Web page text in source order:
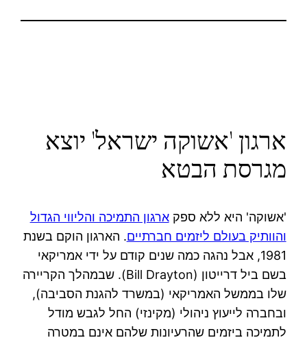
ארגון 'אשוקה ישראל' יוצא
מגרסת הבטא
'אשוקה' היא ללא ספקארגון התמיכה והליווי הגדול
והוותיק בעולם ליזמים חברתיים. הארגון הוקם בשנת
1981, אבל נהגה כמה שנים קודם על ידי אמריקאי
בשם ביל דרייטון (Bill Drayton). שבמהלך הקריירה
שלו בממשל האמריקאי (במשרד להגנת הסביבה),
ובחברה לייעוץ ניהולי (מקינזי) החל לגבש מודל
לתמיכה ביזמים שהרעיונות שלהם אינם במטרה